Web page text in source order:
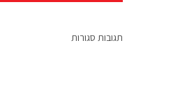
תגובות סגורות